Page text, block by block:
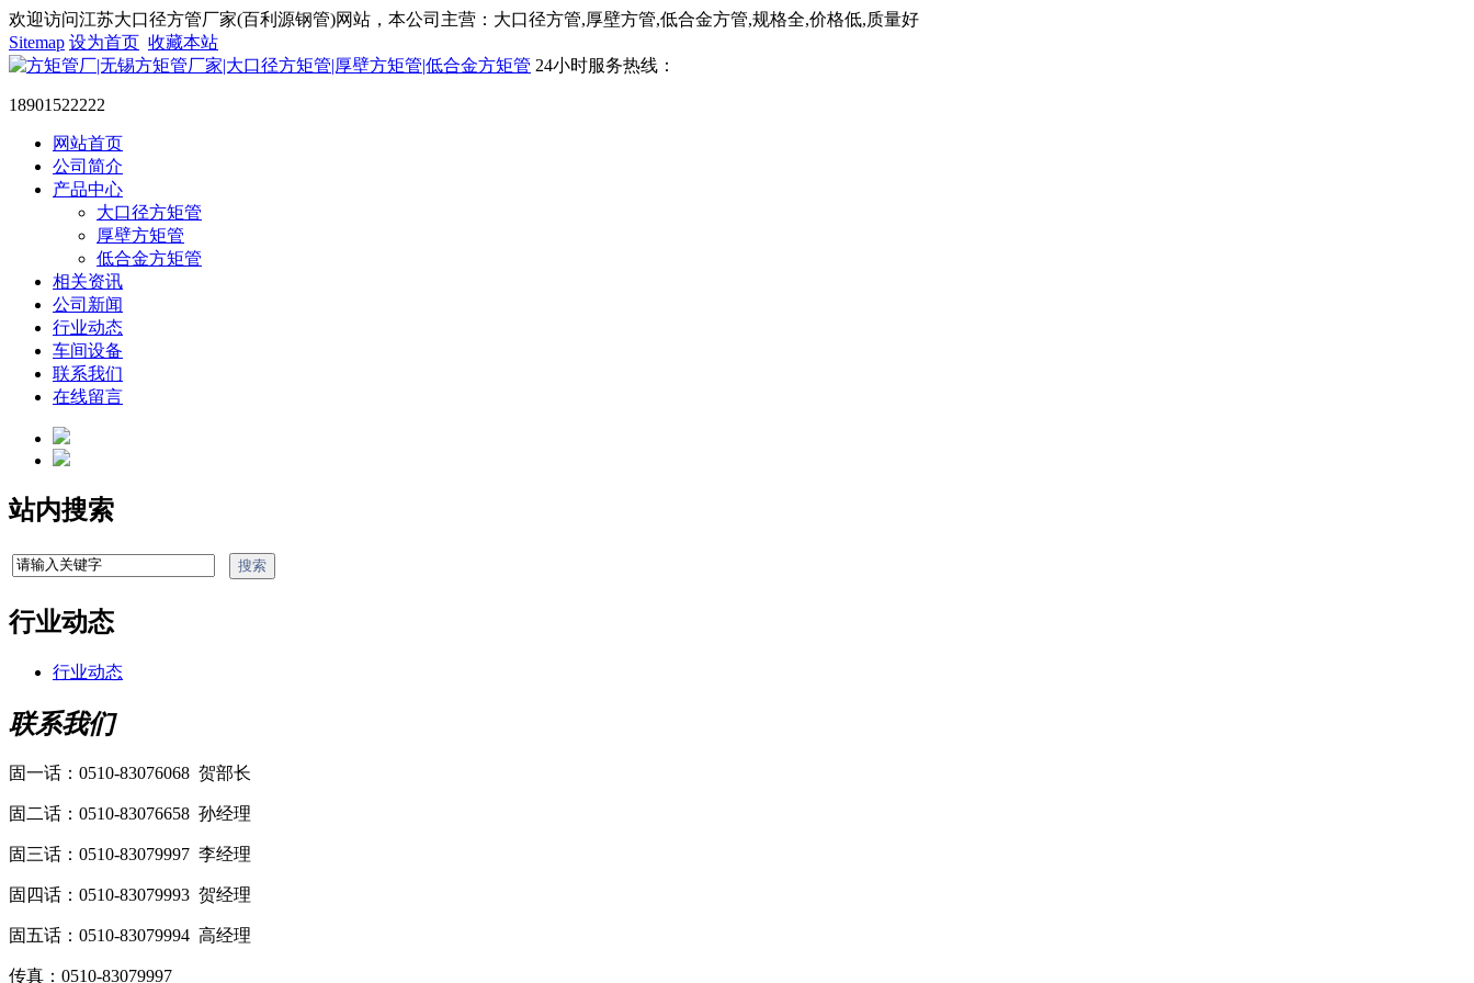
欢迎访问江苏大口径方管厂家(百利源钢管)网站，本公司主营：大口径方管,厚壁方管,低合金方管,规格全,价格低,质量好
Sitemap 设为首页 收藏本站
24小时服务热线：
18901522222
网站首页
公司简介
产品中心
大口径方矩管
厚壁方矩管
低合金方矩管
相关资讯
公司新闻
行业动态
车间设备
联系我们
在线留言
站内搜索
行业动态
行业动态
联系我们
固一话：0510-83076068 贺部长
固二话：0510-83076658 孙经理
固三话：0510-83079997 李经理
固四话：0510-83079993 贺经理
固五话：0510-83079994 高经理
传真：0510-83079997